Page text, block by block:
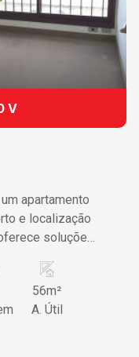
V
apartamento
e localização
soluções
de São
•
56m²
A. Útil